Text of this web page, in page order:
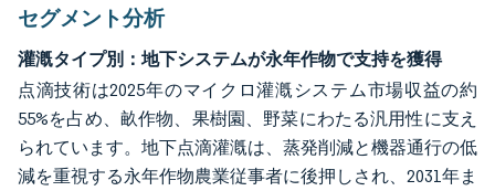
セグメント分析
灌漑タイプ別：地下システムが永年作物で支持を獲得
点滴技術は2025年のマイクロ灌漑システム市場収益の約
55%を占め、畝作物、果樹園、野菜にわたる汎用性に支え
られています。地下点滴灌漑は、蒸発削減と機器通行の低
減を重視する永年作物農業従事者に後押しされ、2031年ま